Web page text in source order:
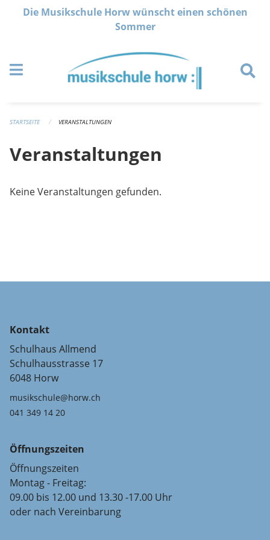
Navigation überspringen
Die Musikschule Horw wünscht einen schönen
Sommer
STARTSEITE VERANSTALTUNGEN
Veranstaltungen
Keine Veranstaltungen gefunden.
Kontakt
Schulhaus Allmend
Schulhausstrasse 17
6048 Horw
musikschule@horw.ch
041 349 14 20
Öffnungszeiten
Öffnungszeiten
Montag - Freitag:
09.00 bis 12.00 und 13.30 -17.00 Uhr
oder nach Vereinbarung